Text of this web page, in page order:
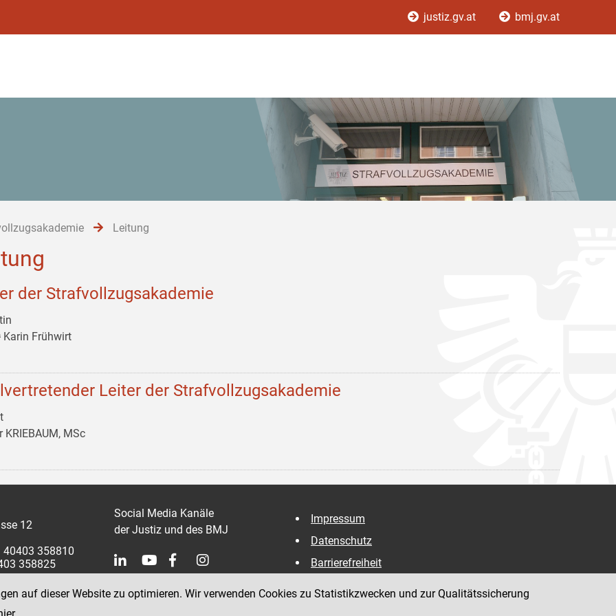
justiz.gv.at bmj.gv.at
Leitung
der Strafvollzugsakademie
Karin Frühwirt
Leiter der Strafvollzugsakademie
KRIEBAUM, MSc
12
40403 358810
358825
Social Media Kanäle
der Justiz und des BMJ
Impressum
Datenschutz
Barrierefreiheit
auf dieser Website zu optimieren. Wir verwenden Cookies zu Statistikzwecken und zur Qualitätssicherung